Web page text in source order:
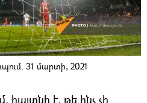
31 մարտի, 2021
հայտնի է, թե ինչ չի